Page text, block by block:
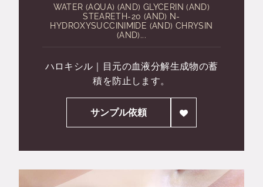
WATER (AQUA) (AND) GLYCERIN (AND)
STEARETH-20 (AND) N-
HYDROXYSUCCINIMIDE (AND) CHRYSIN
(AND)...
ハロキシル｜目元の血液分解生成物の蓄
積を防止します。
サンプル依頼